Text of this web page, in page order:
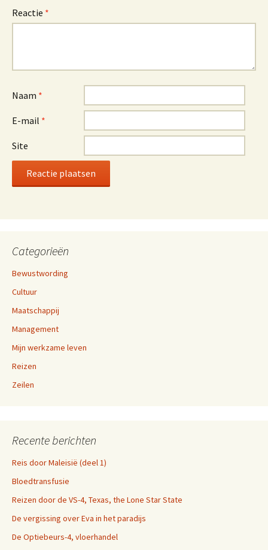
Reactie *
Naam *
E-mail *
Site
Categorieën
Bewustwording
Cultuur
Maatschappij
Management
Mijn werkzame leven
Reizen
Zeilen
Recente berichten
Reis door Maleisië (deel 1)
Bloedtransfusie
Reizen door de VS-4, Texas, the Lone Star State
De vergissing over Eva in het paradijs
De Optiebeurs-4, vloerhandel